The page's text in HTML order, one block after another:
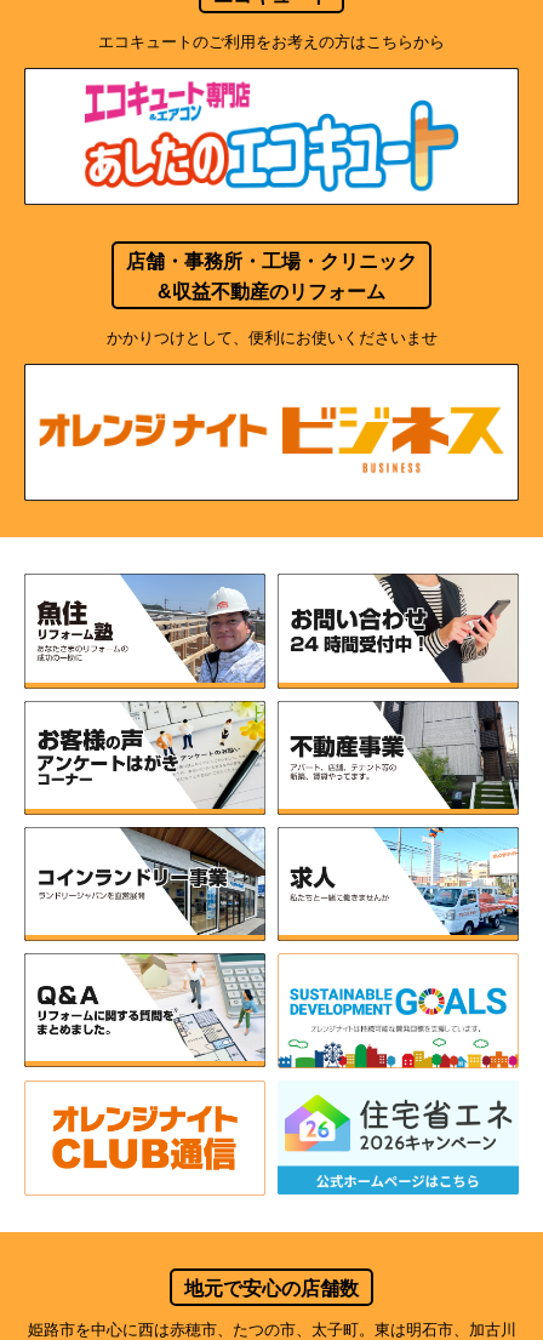
エコキュートのご利用をお考えの方はこちらから
店舗・事務所・工場・クリニック
&収益不動産のリフォーム
かかりつけとして、便利にお使いくださいませ
地元で安心の店舗数
姫路市を中心に西は赤穂市、たつの市、太子町。東は明石市、加古川